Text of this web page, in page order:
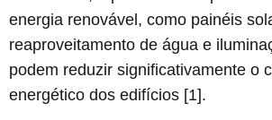
energia renovável, como painéis
reaproveitamento de água e
podem reduzir significativamente o
energético dos edifícios [1].